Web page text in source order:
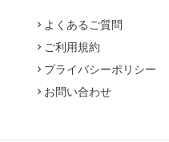
よくあるご質問
ご利用規約
プライバシーポリシー
お問い合わせ